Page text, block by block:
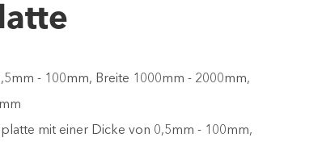
- 100mm, Breite 1000mm - 2000mm,
platte mit einer Dicke von 0,5mm - 100mm,